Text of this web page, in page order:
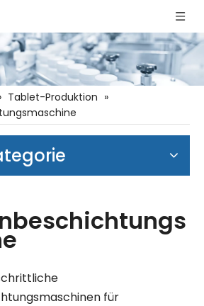
Tablet-Produktion »
für